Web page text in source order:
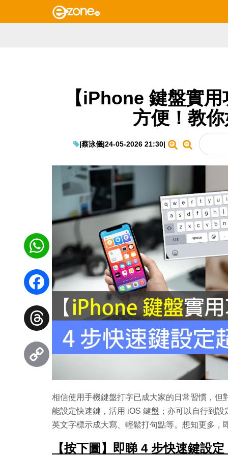
【iPhone 鍵盤實
方便！教
|蔡泳儀|24-05-2026 21:30|
相信使用手機鍵盤打字已成大家的日常習慣，
能設定快速鍵，活用 iOS 鍵盤；亦可以自行到
英文字標示成大寫、輕鬆打句點等。想知更多，
【按下圖】即睇 4 步快速鍵設定
WhatsApp
Facebook
Threads
Copy
Link